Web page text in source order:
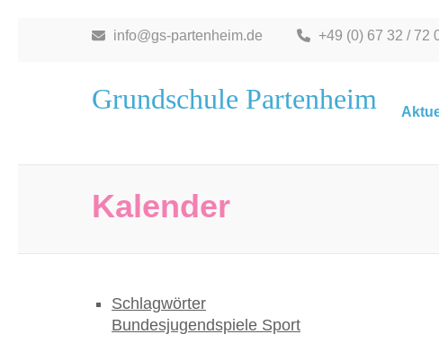
(Eingabetaste
info@gs-partenheim.de +49 (0) 67 32 / 72
Grundschule Partenheim
Kalender
Schlagwörter
Bundesjugendspiele Sport